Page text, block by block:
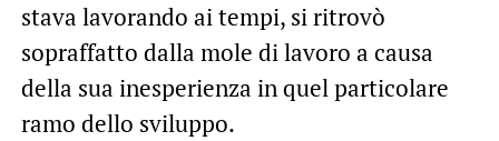
stava lavorando ai tempi, si ritrovò
sopraffatto dalla mole di lavoro a causa
della sua inesperienza in quel particolare
ramo dello sviluppo.